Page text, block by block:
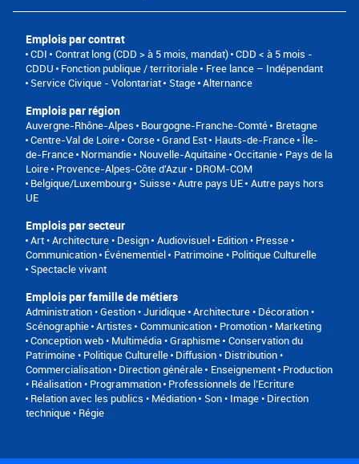
Emplois par contrat
CDI Contrat long (CDD > à 5 mois, mandat) CDD < à 5 mois -
CDDU
Fonction publique / territoriale
Free lance – Indépendant
Service Civique - Volontariat
Stage Alternance
Emplois par région
Auvergne-Rhône-Alpes Bourgogne-Franche-Comté
Bretagne
Centre-Val de Loire Corse Grand Est Hauts-de-France Île-
de-France Normandie Nouvelle-Aquitaine Occitanie
Pays de la
Loire Provence-Alpes-Côte d'Azur
DROM-COM
Belgique/Luxembourg
Suisse Autre pays UE Autre pays hors
UE
Emplois par secteur
Art • Architecture • Design Audiovisuel Edition • Presse •
Communication Événementiel
Patrimoine • Politique Culturelle
Spectacle vivant
Emplois par famille de métiers
Administration • Gestion • Juridique Architecture • Décoration •
Scénographie Artistes
Communication • Promotion • Marketing
Conception web • Multimédia • Graphisme Conservation du
Patrimoine • Politique Culturelle Diffusion • Distribution •
Commercialisation Direction générale Enseignement Production
• Réalisation • Programmation Professionnels de l’Ecriture
Relation avec les publics • Médiation
Son • Image • Direction
technique • Régie